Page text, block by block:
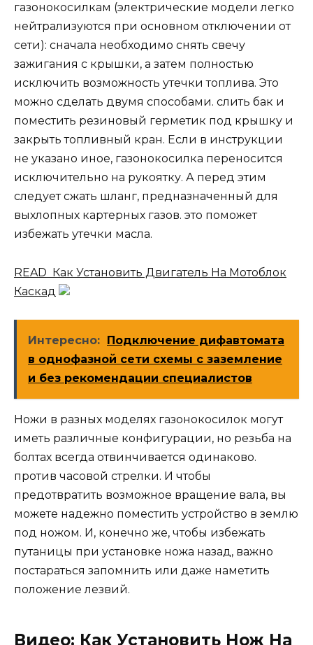
газонокосилкам (электрические модели легко
нейтрализуются при основном отключении от
сети): сначала необходимо снять свечу
зажигания с крышки, а затем полностью
исключить возможность утечки топлива. Это
можно сделать двумя способами. слить бак и
поместить резиновый герметик под крышку и
закрыть топливный кран. Если в инструкции
не указано иное, газонокосилка переносится
исключительно на рукоятку. А перед этим
следует сжать шланг, предназначенный для
выхлопных картерных газов. это поможет
избежать утечки масла.
READ Как Установить Двигатель На Мотоблок
Каскад
Интересно: Подключение дифавтомата
в однофазной сети схемы с заземление
и без рекомендации специалистов
Ножи в разных моделях газонокосилок могут
иметь различные конфигурации, но резьба на
болтах всегда отвинчивается одинаково.
против часовой стрелки. И чтобы
предотвратить возможное вращение вала, вы
можете надежно поместить устройство в землю
под ножом. И, конечно же, чтобы избежать
путаницы при установке ножа назад, важно
постараться запомнить или даже наметить
положение лезвий.
Видео: Как Установить Нож На